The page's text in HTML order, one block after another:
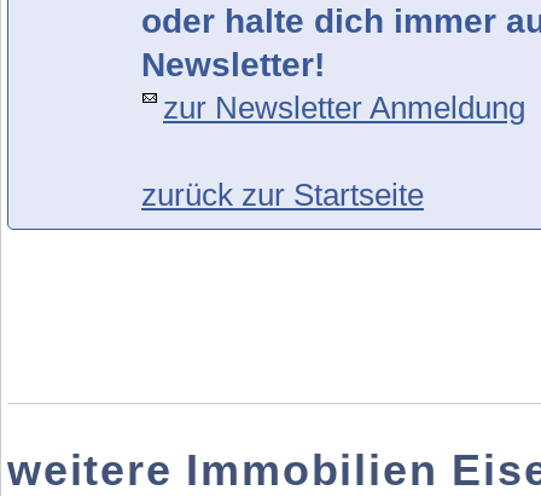
oder halte dich immer
Newsletter!
zur Newsletter Anmeldung
zurück zur Startseite
weitere Immobilien